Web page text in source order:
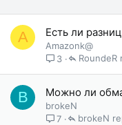
A Есть ли
Amazonk@
3
RoundeR
B Можно ли
brokeN
7
brokeN